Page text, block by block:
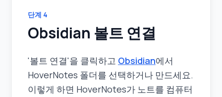
단계 4
Obsidian 볼트 연결
'볼트 연결'을 클릭하고 Obsidian에서
HoverNotes 폴더를 선택하거나 만드세요.
이렇게 하면 HoverNotes가 노트를 컴퓨터